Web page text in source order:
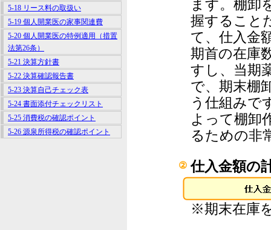
5-18 リース料の取扱い
5-19 個人開業医の家事関連費
5-20 個人開業医の特例適用（措置
法第26条）
5-21 決算方針書
5-22 決算確認報告書
5-23 決算自己チェック表
5-24 書面添付チェックリスト
5-25 消費税の確認ポイント
5-26 源泉所得税の確認ポイント
ます。棚卸
握すること
て、仕入金
期首の在庫
すし、当期
で、期末棚
う仕組みで
よって棚卸
るための非
② 仕入金額の
※期末在庫